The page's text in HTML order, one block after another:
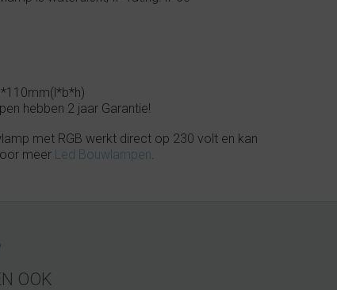
hebben 2 jaar Garantie!
met RGB werkt direct op 230 volt en kan
meer Led Bouwlampen.
OOK